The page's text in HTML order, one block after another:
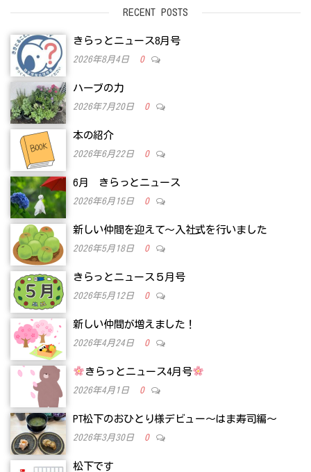
RECENT POSTS
きらっとニュース8月号
2026年8月4日 0
ハーブの力
2026年7月20日 0
本の紹介
2026年6月22日 0
6月 きらっとニュース
2026年6月15日 0
新しい仲間を迎えて～入社式を行いました
2026年5月18日 0
きらっとニュース５月号
2026年5月12日 0
新しい仲間が増えました！
2026年4月24日 0
きらっとニュース4月号
2026年4月1日 0
PT松下のおひとり様デビュー～はま寿司編～
2026年3月30日 0
松下です